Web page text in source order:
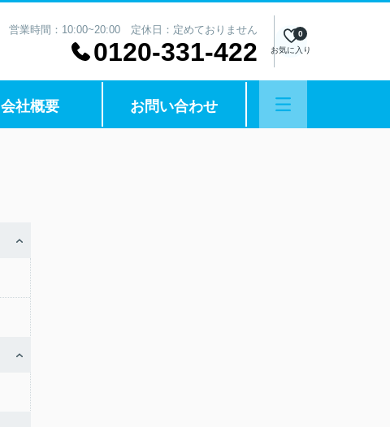
営業時間：10:00~20:00 定休日：定めておりません
0120-331-422 お気に入り
0
会社概要 お問い合わせ